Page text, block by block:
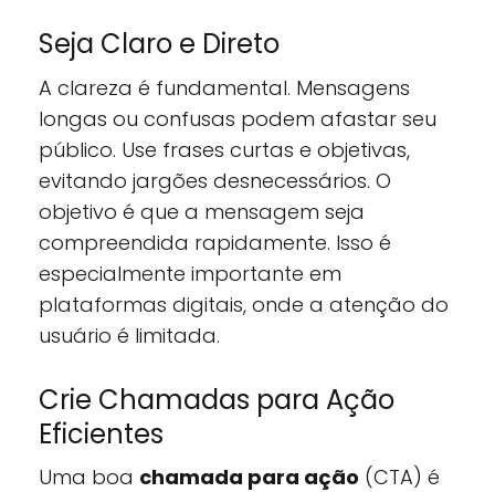
Seja Claro e Direto
A clareza é fundamental. Mensagens
longas ou confusas podem afastar seu
público. Use frases curtas e objetivas,
evitando jargões desnecessários. O
objetivo é que a mensagem seja
compreendida rapidamente. Isso é
especialmente importante em
plataformas digitais, onde a atenção do
usuário é limitada.
Crie Chamadas para Ação
Eficientes
Uma boa chamada para ação (CTA) é